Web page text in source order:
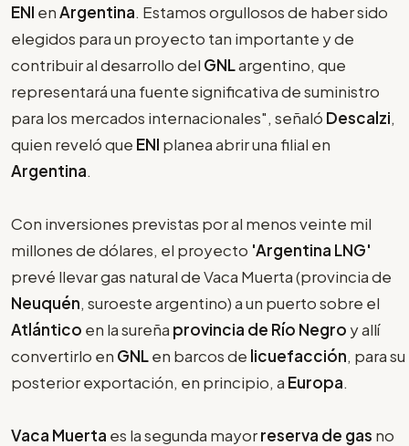
ENI enArgentina. Estamos orgullosos de haber sido
elegidos para un proyecto tan importante y de
contribuir al desarrollo del GNLargentino, que
representará una fuente significativa de suministro
para los mercados internacionales", señaló Descalzi,
quien reveló que ENI planea abrir una filial en
Argentina.
Con inversiones previstas por al menos veinte mil
millones de dólares, el proyecto 'Argentina LNG'
prevé llevar gas natural de Vaca Muerta (provincia de
Neuquén, suroeste argentino) a un puerto sobre el
Atlántico en la sureña provincia de Río Negro y allí
convertirlo en GNLen barcos de licuefacción, para su
posterior exportación, en principio, a Europa.
Vaca Muerta es la segunda mayorreserva de gas no